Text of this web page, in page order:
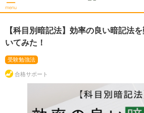
【科目別暗記法】効率の良い暗記法
いてみた！
受験勉強法
合格サポート